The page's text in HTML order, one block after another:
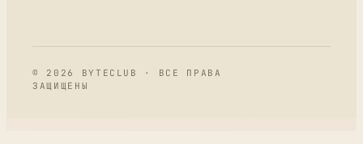
© 2026 BYTECLUB · ВСЕ ПРАВА
ЗАЩИЩЕНЫ